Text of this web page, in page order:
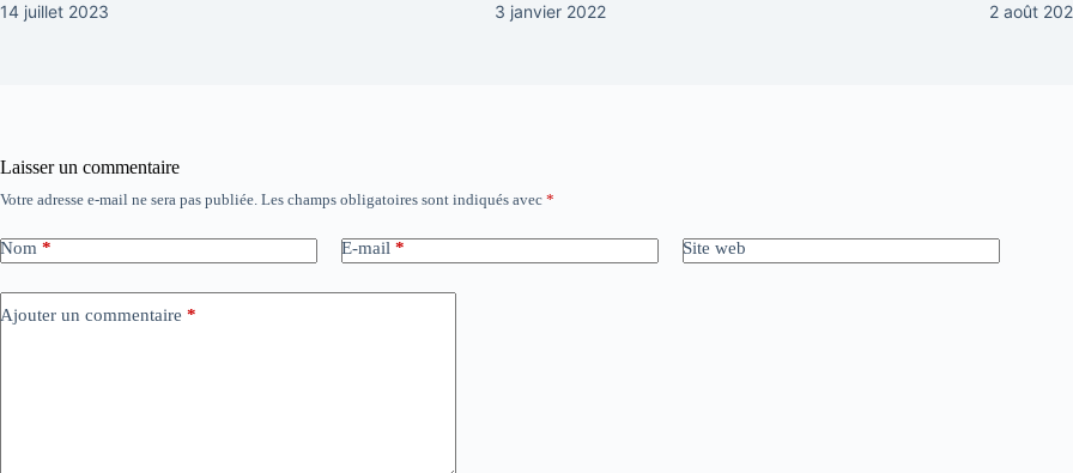
14 juillet 2023 3 janvier 2022 2 août
Laisser un commentaire
Votre adresse e-mail ne sera pas publiée. Les champs obligatoires sont indiqués avec *
Nom * E-mail * Site web
Ajouter un commentaire *